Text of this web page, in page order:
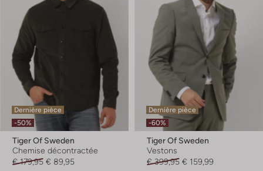
Dernière pièce
-50%
Tiger Of Sweden
Chemise décontractée
€ 179,95 € 89,95
Dernière pièce
-60%
Tiger Of Sweden
Vestons
€ 399,95 € 159,99